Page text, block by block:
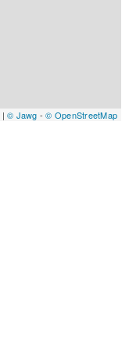
| © Jawg -© OpenStreetMap